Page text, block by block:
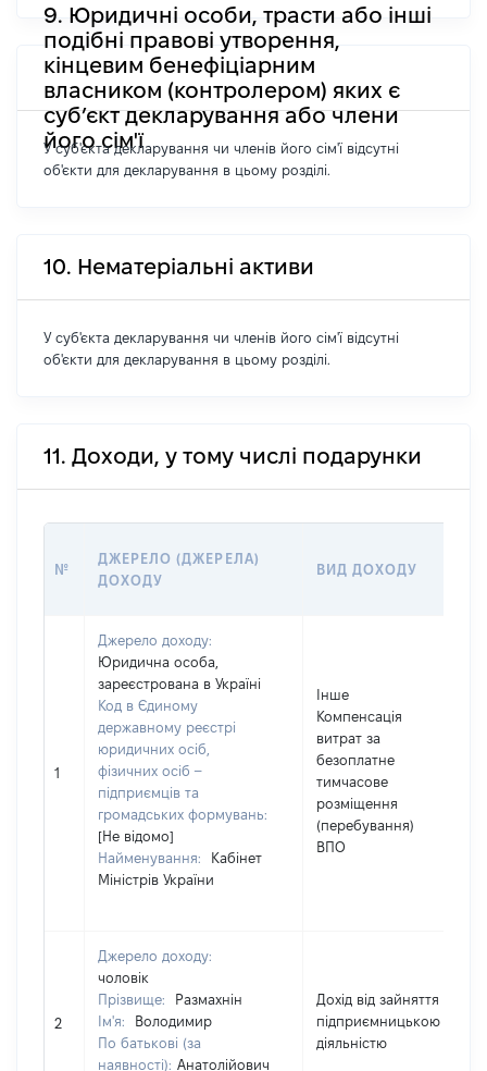
9. Юридичні особи, трасти або інші
подібні правові утворення,
кінцевим бенефіціарним
власником (контролером) яких є
суб’єкт декларування або члени
його сім'ї
У суб'єкта декларування чи членів його сім'ї відсутні
об'єкти для декларування в цьому розділі.
10. Нематеріальні активи
У суб'єкта декларування чи членів його сім'ї відсутні
об'єкти для декларування в цьому розділі.
11. Доходи, у тому числі подарунки
№
ДЖЕРЕЛО (ДЖЕРЕЛА)
ДОХОДУ
ВИД ДОХОДУ
1
Джерело доходу:
Юридична особа,
зареєстрована в Україні
Код в Єдиному
державному реєстрі
юридичних осіб,
фізичних осіб –
підприємців та
громадських формувань:
[Не відомо]
Найменування:
Кабінет
Міністрів України
Інше
Компенсація
витрат за
безоплатне
тимчасове
розміщення
(перебування)
ВПО
2
Джерело доходу:
чоловік
Прізвище:
Размахнін
Ім'я:
Володимир
По батькові (за
наявності): Анатолійович
Дохід від зайняття
підприємницькою
діяльністю